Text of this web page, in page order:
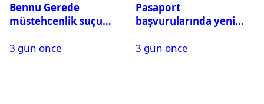
Bennu Gerede
müstehcenlik suçu
alındı
3 gün önce
Pasaport
başvurularında yeni
3 gün önce